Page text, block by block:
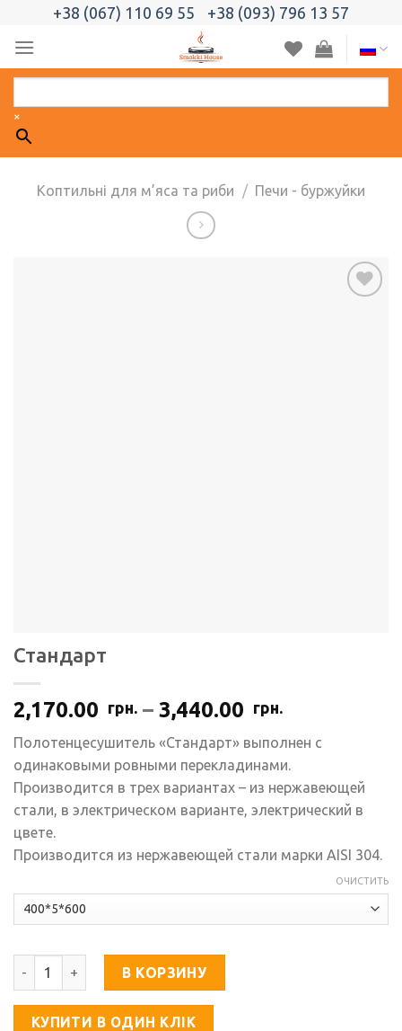
content
+38 (067) 110 69 55 +38 (093) 796 13 57
×
Коптильні для м’яса та риби / Печи - буржуйки
Стандарт
2,170.00 грн. – 3,440.00 грн.Диапазон
2,170.00
грн.
–
3,440.00
Полотенцесушитель «Стандарт» выполнен с
одинаковыми ровными перекладинами.
Производится в трех вариантах – из нержавеющей
стали, в электрическом варианте, электрический в
цвете.
Производится из нержавеющей стали марки AISI 304.
ОЧИСТИТЬ
В КОРЗИНУ
КУПИТИ В ОДИН КЛІК